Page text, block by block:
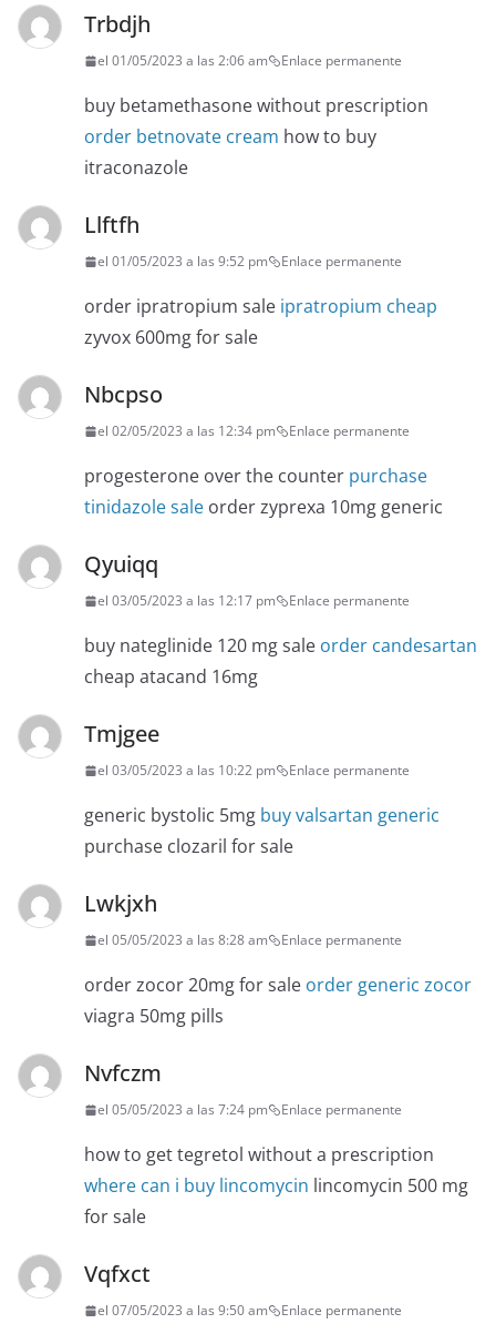
Trbdjh
el 01/05/2023 a las 2:06 am Enlace permanente
buy betamethasone without prescription
order betnovate cream how to buy
itraconazole
Llftfh
el 01/05/2023 a las 9:52 pm Enlace permanente
order ipratropium sale ipratropium cheap
zyvox 600mg for sale
Nbcpso
el 02/05/2023 a las 12:34 pm Enlace permanente
progesterone over the counter purchase
tinidazole sale order zyprexa 10mg generic
Qyuiqq
el 03/05/2023 a las 12:17 pm Enlace permanente
buy nateglinide 120 mg sale order candesartan
cheap atacand 16mg
Tmjgee
el 03/05/2023 a las 10:22 pm Enlace permanente
generic bystolic 5mg buy valsartan generic
purchase clozaril for sale
Lwkjxh
el 05/05/2023 a las 8:28 am Enlace permanente
order zocor 20mg for sale order generic zocor
viagra 50mg pills
Nvfczm
el 05/05/2023 a las 7:24 pm Enlace permanente
how to get tegretol without a prescription
where can i buy lincomycin lincomycin 500 mg
for sale
Vqfxct
el 07/05/2023 a las 9:50 am Enlace permanente